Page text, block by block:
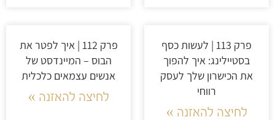
פרק 113 | לעשות כסף
בסטיילינג: איך להפוך
את הכישרון שלך לעסק
רווחי
לחיצה להאזנה »
פרק 112 | איך לפטר את
הבוס – המיינדסט של
אנשים עצמאים כלכלית
לחיצה להאזנה »